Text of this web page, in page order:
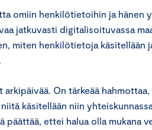
omiin henkilötietoihin ja hänen
jatkuvasti digitalisoituvassa
miten henkilötietoja käsitellään
On tärkeää
käsitellään niin
päättää, ettei halua olla mukana